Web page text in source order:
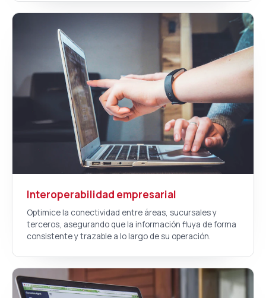
Interoperabilidad empresarial
Optimice la conectividad entre áreas, sucursales y
terceros, asegurando que la información fluya de forma
consistente y trazable a lo largo de su operación.